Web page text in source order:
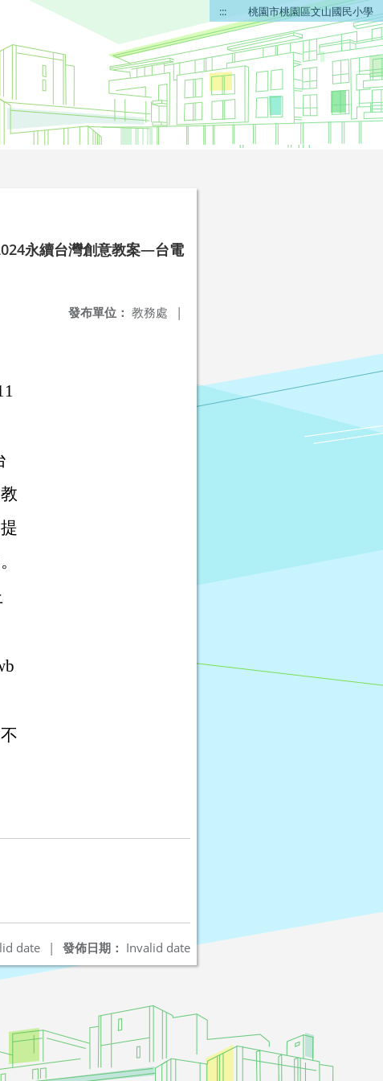
::: 桃園市桃園區文山國民小學
永續台灣創意教案—台電
發布單位： 教務處 |
發佈日期： Invalid date
date |